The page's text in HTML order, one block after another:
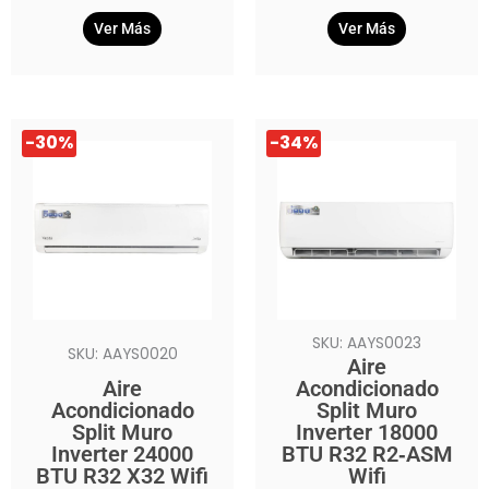
Ver Más Ver Más
-30%
SKU: AAYS0020
Aire
Acondicionado
Split Muro
Inverter 24000
BTU R32 X32 Wifi
El
precio
era:
$729.990.
El
precio
es:
$509.990.
-34%
SKU: AAYS0023
Aire
Acondicionado
Split Muro
Inverter 18000
BTU R32 R2‑ASM
Wifi
El
precio
era:
$699.990.
El
precio
es:
$459.990.